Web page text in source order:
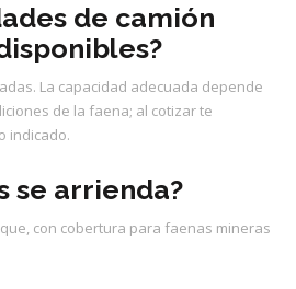
de camión
La capacidad adecuada depende
de la faena; al cotizar te
indicado.
se arrienda?
con cobertura para faenas mineras